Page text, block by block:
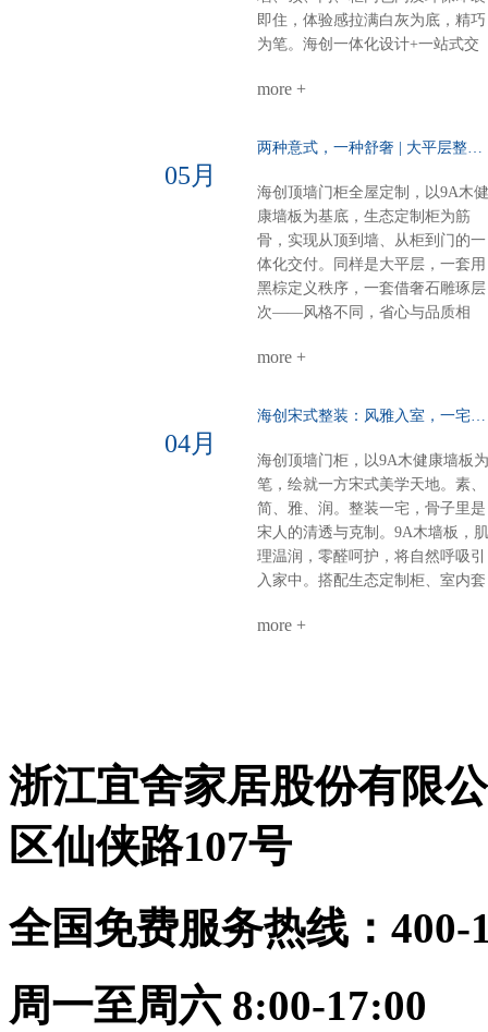
采用博格蜂窝大板，耐潮抗变形，
线性美观。双层空间，整体感再升
定制，从方案到落地，一站配齐。
即住，体验感拉满白灰为底，精巧
为笔。海创一体化设计+一站式交
不翻车。28㎡客餐厨，装出大宅的
柜，好看好用功能与装饰兼得，回
放：去掉边界，拉近距离光线、空
气、家人，自由流动。做饭不孤
单，等饭不无聊。屏风+弧形奢石
用餐区温柔升维半掩餐边柜，若隐
若现；奢石墙面柔光一打，吃饭像
在美术馆。电器内嵌，一门到顶：
高柜，表面干净，内里强大。大
间 × 开放式书房圆弧转角，悬浮轻
盈，一个转身，阅读、观影、换衣
全搞定。沙发背景+蜂窝大板：安
的高级感平整墙面+顶部大气大板
少即是多，静即是奢。一套海创，
搞定全屋。环保、省心、高颜值、
高利用。小户型，也能住出大写的
到真正懂整装的海创。
more +
05月
海创顶墙门柜全屋定制，以9A木健
康墙板为基底，生态定制柜为筋
骨，实现从顶到墙、从柜到门的一
体化交付。同样是大平层，一套用
黑棕定义秩序，一套借奢石雕琢层
次——风格不同，省心与品质相
宅】客餐厅一体化：黑棕大面积铺
柜隐形收纳，开阔无界双儿童房：
材守护成长麻将室 主卧：深色墙
配灯带，主卧木饰面+隐形门，动
分明关键词：沉稳、统一、仪式感
【风格B：奢石层次·极简艺术】客
餐厅：奢石背景墙+墙柜组合，9A
木墙板打底，生态柜嵌入侧边，视
整铺、无床头设计、同色不同质，
需定制，收纳无死角顶墙门柜同色
同工：从设计到安装，30天焕新理
more +
04月
海创顶墙门柜，以9A木健康墙板为
笔，绘就一方宋式美学天地。素、
简、雅、润。整装一宅，骨子里是
宋人的清透与克制。9A木墙板，肌
理温润，零醛呵护，将自然呼吸引
入家中。搭配生态定制柜、室内套
天成。玄关：一折画屏，微光迎
色。茶室：半卷竹帘，一方茶席。
9A木墙板作底，枯木插花，心境如
风雅。木香与纸香交融，此处心安
是吾乡。·儿童房·男孩房与女孩房
蓝配色，几何块面勾勒童趣。整装
同系，健康守护，天真自有其色。
居。一室风雅，一生心安。
more +
浙江宜舍家居股份有限
区仙侠路107号
全国免费服务热线：400-
周一至周六 8:00-17:00